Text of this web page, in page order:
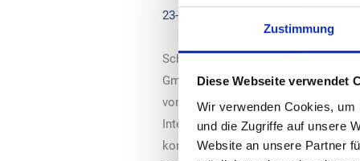
Zustimmung
Diese Webseite verwendet
Wir verwenden Cookies,
und die Zugriffe auf unsere
Website an unsere Partner
23-12-2020
Scheidt & Bachmann Ukraine LLC
GmbH. Der Geschäftssitz ist Kiew.
von SIQMA Cloudlösungen weiter
Integration-Teams aus, um die
kommenden Monaten weiter